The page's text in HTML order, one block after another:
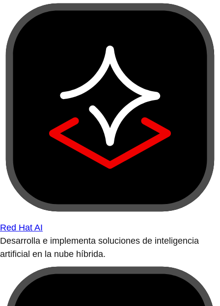
Red Hat AI
Desarrolla e implementa soluciones de inteligencia
artificial en la nube híbrida.